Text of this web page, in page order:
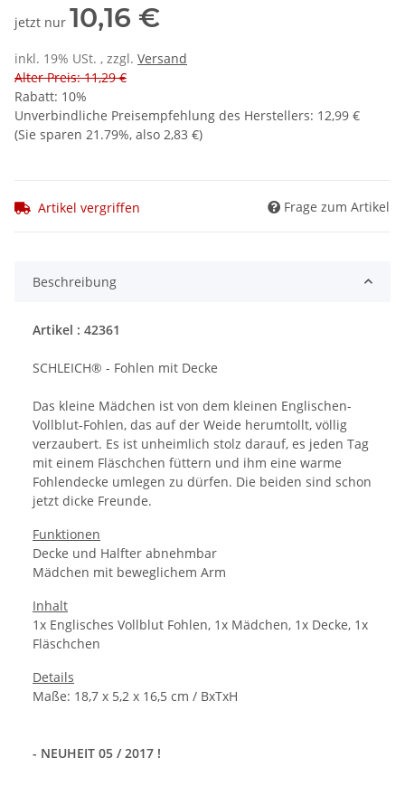
jetzt nur 10,16 €
inkl. 19% USt. , zzgl. Versand
Alter Preis: 11,29 €
Rabatt: 10%
Unverbindliche Preisempfehlung des Herstellers: 12,99 €
(Sie sparen 21.79%, also 2,83 €)
Artikel vergriffen Frage zum Artikel
Beschreibung
Artikel : 42361
SCHLEICH® - Fohlen mit Decke
Das kleine Mädchen ist von dem kleinen Englischen-
Vollblut-Fohlen, das auf der Weide herumtollt, völlig
verzaubert. Es ist unheimlich stolz darauf, es jeden Tag
mit einem Fläschchen füttern und ihm eine warme
Fohlendecke umlegen zu dürfen. Die beiden sind schon
jetzt dicke Freunde.
Funktionen
Decke und Halfter abnehmbar
Mädchen mit beweglichem Arm
Inhalt
1x Englisches Vollblut Fohlen, 1x Mädchen, 1x Decke, 1x
Fläschchen
Details
Maße: 18,7 x 5,2 x 16,5 cm / BxTxH
- NEUHEIT 05 / 2017 !